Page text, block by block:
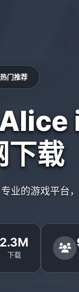
门推荐
下载
的游戏平台，
2.3M
下载